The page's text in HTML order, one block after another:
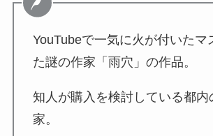
YouTubeで一気に火が付いたマ
た謎の作家「雨穴」の作品。
知人が購入を検討している都内
家。